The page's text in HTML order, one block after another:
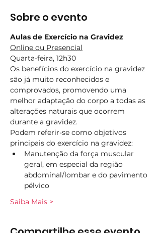
Sobre o evento
Aulas de Exercício na Gravidez
Online ou Presencial
Quarta-feira, 12h30
Os benefícios do exercício na gravidez
são já muito reconhecidos e
comprovados, promovendo uma
melhor adaptação do corpo a todas as
alterações naturais que ocorrem
durante a gravidez.
Podem referir-se como objetivos
principais do exercício na gravidez:
Manutenção da força muscular
geral, em especial da região
abdominal/lombar e do pavimento
pélvico
Saiba Mais >